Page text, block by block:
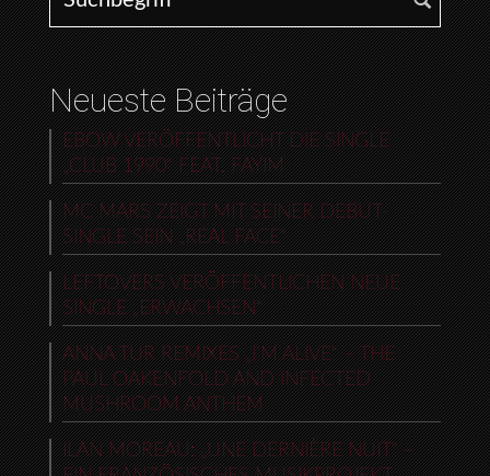
Neueste Beiträge
EBOW VERÖFFENTLICHT DIE SINGLE
„CLUB 1990“ FEAT. FAYIM
MC MARS ZEIGT MIT SEINER DEBUT-
SINGLE SEIN „REAL FACE“
LEFTOVERS VERÖFFENTLICHEN NEUE
SINGLE „ERWACHSEN“
ANNA TUR REMIXES „I’M ALIVE“ – THE
PAUL OAKENFOLD AND INFECTED
MUSHROOM ANTHEM
ILAN MOREAU: „UNE DERNIÈRE NUIT“ –